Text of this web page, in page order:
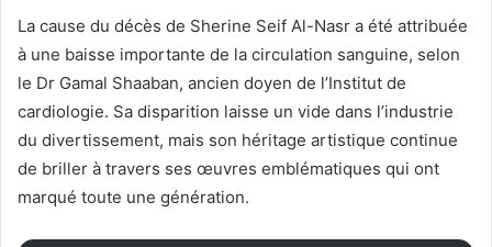
La cause du décès de Sherine Seif Al-Nasr a été attribuée
à une baisse importante de la circulation sanguine, selon
le Dr Gamal Shaaban, ancien doyen de l’Institut de
cardiologie. Sa disparition laisse un vide dans l’industrie
du divertissement, mais son héritage artistique continue
de briller à travers ses œuvres emblématiques qui ont
marqué toute une génération.